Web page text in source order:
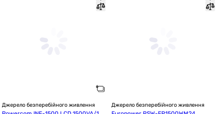
Джерело безперебійного живлення Джерело безперебійного живлення